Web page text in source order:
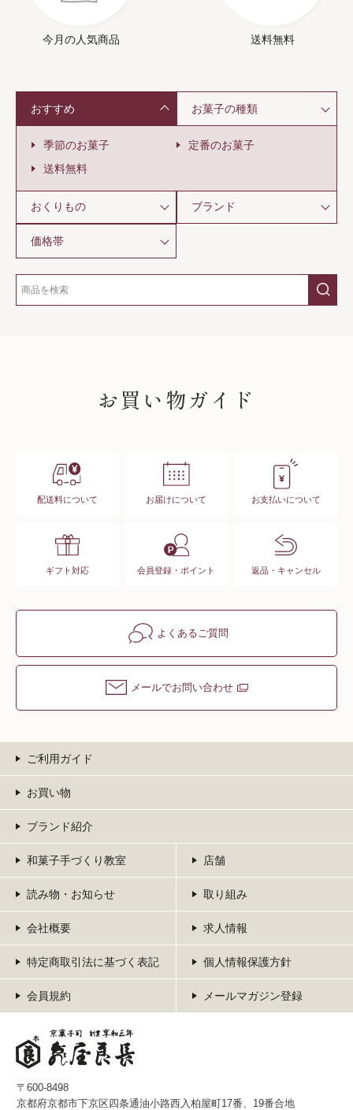
今月の人気商品 送料無料
おすすめ
季節のお菓子
定番のお菓子
送料無料
お菓子の種類
おくりもの ブランド
価格帯
お買い物ガイド
配送料について お届けについて お支払いについて
ギフト対応 会員登録・ポイント 返品・キャンセル
よくあるご質問
メールでお問い合わせ
ご利用ガイド
お買い物
ブランド紹介
和菓子手づくり教室 店舗
読み物・お知らせ 取り組み
会社概要 求人情報
特定商取引法に基づく表記 個人情報保護方針
会員規約 メールマガジン登録
〒600-8498
京都府京都市下京区四条通油小路西入柏屋町17番、19番合地